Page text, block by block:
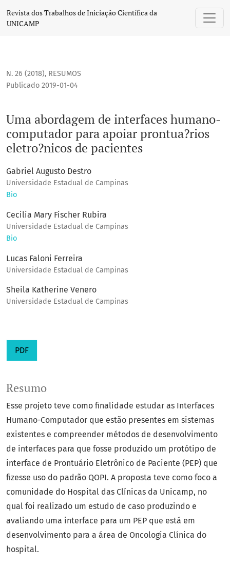
Uma abordagem de interfaces humano-computador para
Revista dos Trabalhos de Iniciação Científica da
UNICAMP
N. 26 (2018), RESUMOS
Uma abordagem de interfaces humano-
computador para apoiar prontua?rios
eletro?nicos de pacientes
Publicado 2019-01-04
Gabriel Augusto Destro
Universidade Estadual de Campinas
Bio
Cecilia Mary Fischer Rubira
Universidade Estadual de Campinas
Bio
Lucas Faloni Ferreira
Universidade Estadual de Campinas
Sheila Katherine Venero
Universidade Estadual de Campinas
PDF
Resumo
Esse projeto teve como finalidade estudar as Interfaces
Humano-Computador que estão presentes em sistemas
existentes e compreender métodos de desenvolvimento
de interfaces para que fosse produzido um protótipo de
interface de Prontuário Eletrônico de Paciente (PEP) que
fizesse uso do padrão QOPI. A proposta teve como foco a
comunidade do Hospital das Clínicas da Unicamp, no
qual foi realizado um estudo de caso produzindo e
avaliando uma interface para um PEP que está em
desenvolvimento para a área de Oncologia Clínica do
hospital.